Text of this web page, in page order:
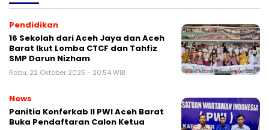
Pendidikan
16 Sekolah dari Aceh Jaya dan Aceh
Barat Ikut Lomba CTCF dan Tahfiz
SMP Darun Nizham
Rabu, 22 Oktober 2025 - 20:54 WIB
News
Panitia Konferkab II PWI Aceh Barat
Buka Pendaftaran Calon Ketua